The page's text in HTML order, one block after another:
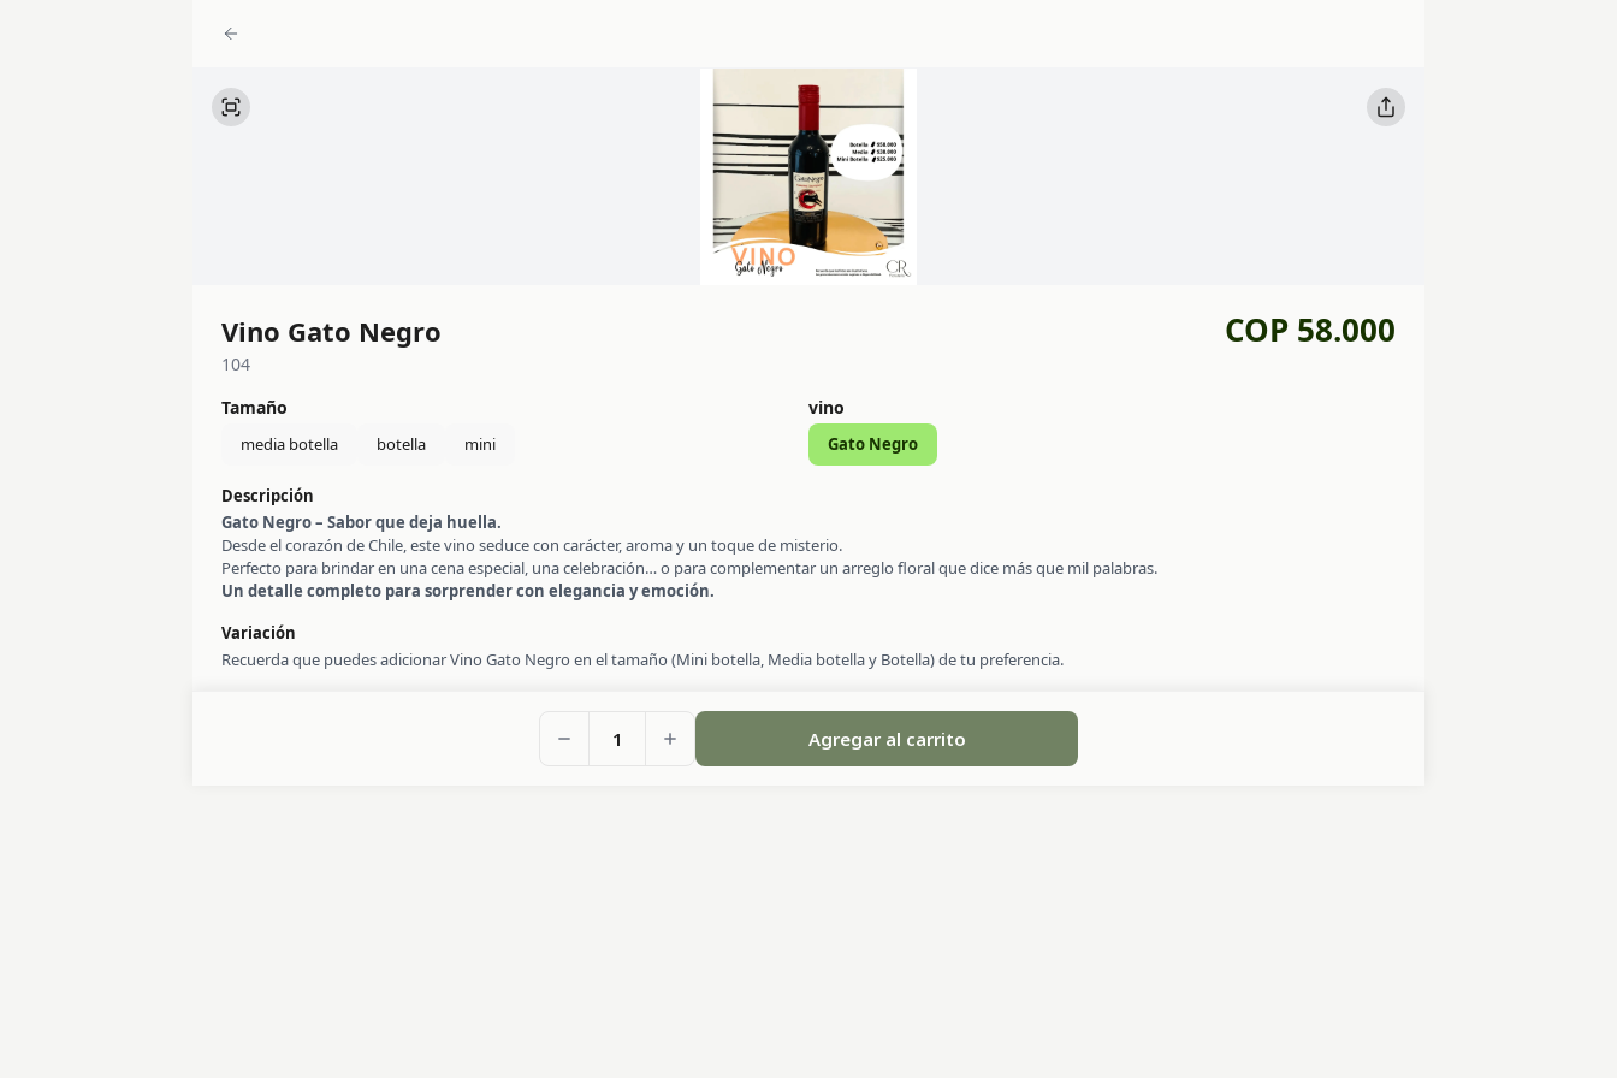
Vino Gato Negro COP 58.000
104
Tamaño
media botella botella mini
vino
Gato Negro
Descripción
Gato Negro – Sabor que deja huella.
Desde el corazón de Chile, este vino seduce con carácter, aroma y un toque de misterio.
Perfecto para brindar en una cena especial, una celebración… o para complementar un arreglo floral que dice más que mil palabras.
Un detalle completo para sorprender con elegancia y emoción.
Variación
Recuerda que puedes adicionar Vino Gato Negro en el tamaño (Mini botella, Media botella y Botella) de tu preferencia.
1 Agregar al carrito